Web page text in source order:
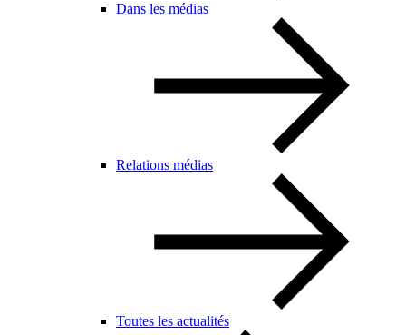
Dans les médias
Relations médias
Toutes les actualités